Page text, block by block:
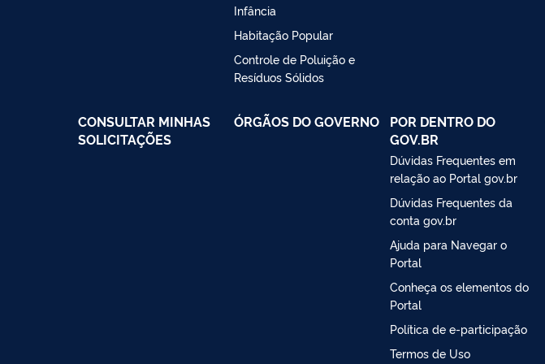
Infância
Habitação Popular
Controle de Poluição e
Resíduos Sólidos
CONSULTAR MINHAS
SOLICITAÇÕES
ÓRGÃOS DO GOVERNO
POR DENTRO DO
GOV.BR
Dúvidas Frequentes em
relação ao Portal gov.br
Dúvidas Frequentes da
conta gov.br
Ajuda para Navegar o
Portal
Conheça os elementos do
Portal
Política de e-participação
Termos de Uso